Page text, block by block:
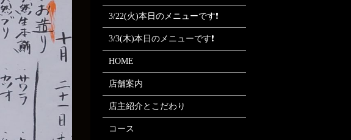
3/22(火)本日のメニューです❗
3/3(木)本日のメニューです❗
HOME
店舗案内
店主紹介とこだわり
コース